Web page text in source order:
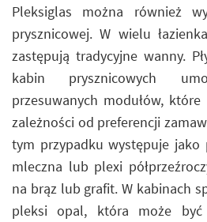
Pleksiglas można również
prysznicowej. W wielu
zastępują tradycyjne wanny.
kabin prysznicowych
przesuwanych modułów, które
zależności od preferencji
tym przypadku występuje jako
mleczna lub plexi
na brąz lub grafit. W kabinach
pleksi opal, która może być